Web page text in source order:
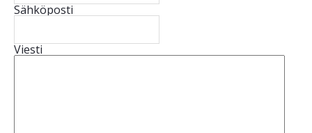
Sähköposti
Viesti